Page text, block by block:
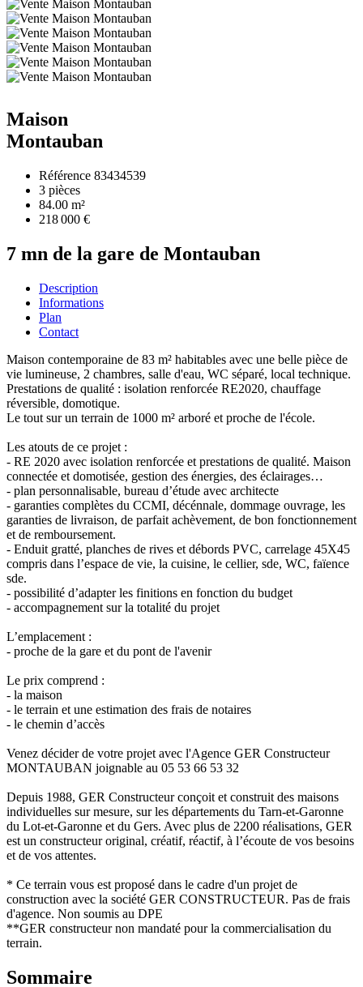
Maison
Montauban
Référence 83434539
3 pièces
84.00 m²
218 000 €
7 mn de la gare de Montauban
Description
Informations
Plan
Contact
Maison contemporaine de 83 m² habitables avec une belle pièce de
vie lumineuse, 2 chambres, salle d'eau, WC séparé, local technique.
Prestations de qualité : isolation renforcée RE2020, chauffage
réversible, domotique.
Le tout sur un terrain de 1000 m² arboré et proche de l'école.
Les atouts de ce projet :
- RE 2020 avec isolation renforcée et prestations de qualité. Maison
connectée et domotisée, gestion des énergies, des éclairages…
- plan personnalisable, bureau d’étude avec architecte
- garanties complètes du CCMI, décénnale, dommage ouvrage, les
garanties de livraison, de parfait achèvement, de bon fonctionnement
et de remboursement.
- Enduit gratté, planches de rives et débords PVC, carrelage 45X45
compris dans l’espace de vie, la cuisine, le cellier, sde, WC, faïence
sde.
- possibilité d’adapter les finitions en fonction du budget
- accompagnement sur la totalité du projet
L’emplacement :
- proche de la gare et du pont de l'avenir
Le prix comprend :
- la maison
- le terrain et une estimation des frais de notaires
- le chemin d’accès
Venez décider de votre projet avec l'Agence GER Constructeur
MONTAUBAN joignable au 05 53 66 53 32
Depuis 1988, GER Constructeur conçoit et construit des maisons
individuelles sur mesure, sur les départements du Tarn-et-Garonne
du Lot-et-Garonne et du Gers. Avec plus de 2200 réalisations, GER
est un constructeur original, créatif, réactif, à l’écoute de vos besoins
et de vos attentes.
* Ce terrain vous est proposé dans le cadre d'un projet de
construction avec la société GER CONSTRUCTEUR. Pas de frais
d'agence. Non soumis au DPE
**GER constructeur non mandaté pour la commercialisation du
terrain.
Sommaire